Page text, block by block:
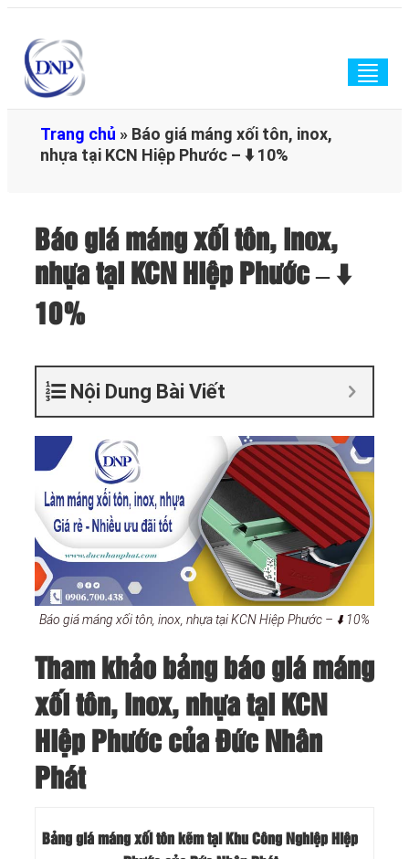
Trang chủ » Báo giá máng xối tôn, inox,
nhựa tại KCN Hiệp Phước – ⬇️ 10%
Báo giá máng xối tôn, inox,
nhựa tại KCN Hiệp Phước – ⬇️
10%
Nội Dung Bài Viết
Báo giá máng xối tôn, inox, nhựa tại KCN Hiệp Phước – ⬇️ 10%
Tham khảo bảng báo giá máng
xối tôn, inox, nhựa tại KCN
Hiệp Phước của Đức Nhân
Phát
Bảng giá máng xối tôn kẽm tại Khu Công Nghiệp Hiệp